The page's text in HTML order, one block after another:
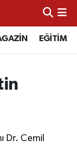
EĞİTİM
Dr. Cemil